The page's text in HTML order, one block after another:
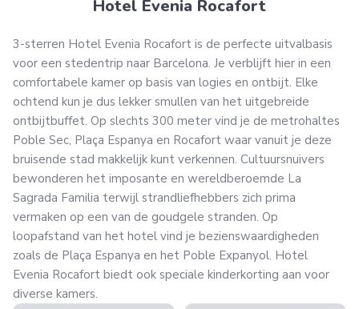
Hotel Evenia Rocafort
3-sterren Hotel Evenia Rocafort is de perfecte uitvalbasis
voor een stedentrip naar Barcelona. Je verblijft hier in een
comfortabele kamer op basis van logies en ontbijt. Elke
ochtend kun je dus lekker smullen van het uitgebreide
ontbijtbuffet. Op slechts 300 meter vind je de metrohaltes
Poble Sec, Plaça Espanya en Rocafort waar vanuit je deze
bruisende stad makkelijk kunt verkennen. Cultuursnuivers
bewonderen het imposante en wereldberoemde La
Sagrada Familia terwijl strandliefhebbers zich prima
vermaken op een van de goudgele stranden. Op
loopafstand van het hotel vind je bezienswaardigheden
zoals de Plaça Espanya en het Poble Expanyol. Hotel
Evenia Rocafort biedt ook speciale kinderkorting aan voor
diverse kamers.